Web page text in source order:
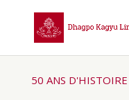
50 ANS D'HISTOIRE